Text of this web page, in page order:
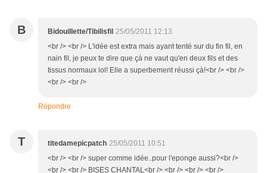
B Bidouillette/Tibilisfil 25/05/2011 12:13
<br /> <br /> L'idée est extra mais ayant tenté sur du fin fil, en
nain fil, je peux te dire que çà ne vaut qu'en deux fils et des
tissus normaux lol! Elle a superbement réussi çà!<br /> <br />
<br /> <br />
Répondre
T titedamepicpatch 25/05/2011 10:51
<br /> <br /> super comme idée..pour l'eponge aussi?<br />
<br /> <br /> BISES CHANTAL<br /> <br /> <br /> <br />